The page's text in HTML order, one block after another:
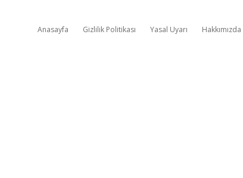
Anasayfa Gizlilik Politikası Yasal Uyarı Hakkımızda